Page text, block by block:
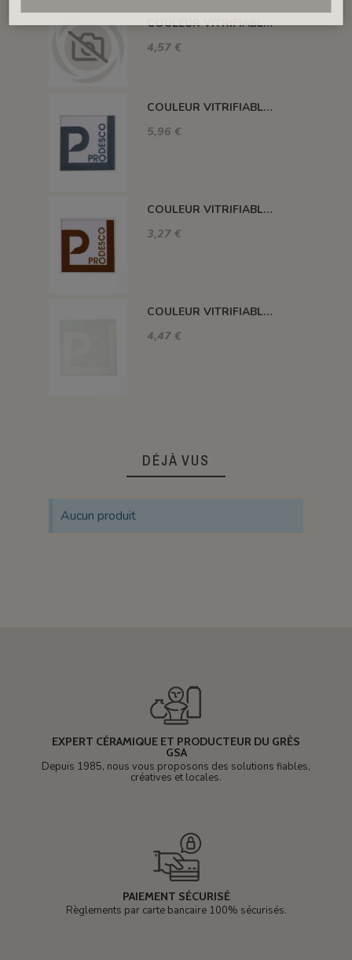
COULEUR VITRIFIABLE DÉCOR SANS PLOMB JAUNE VA105
4,57 €
COULEUR VITRIFIABLE DÉCOR SANS PLOMB GRIS VA116
5,96 €
COULEUR VITRIFIABLE DÉCOR SANS PLOMB CHOCOLAT VA109
3,27 €
COULEUR VITRIFIABLE DÉCOR SANS PLOMB BLANC VA103
4,47 €
DÉJÀ VUS
Aucun produit
EXPERT CÉRAMIQUE ET PRODUCTEUR DU GRÈS
GSA
Depuis 1985, nous vous proposons des solutions fiables,
créatives et locales.
PAIEMENT SÉCURISÉ
Règlements par carte bancaire 100% sécurisés.